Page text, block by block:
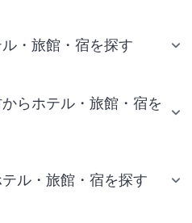
・旅館・宿を探す
らホテル・旅館・宿を
ル・旅館・宿を探す